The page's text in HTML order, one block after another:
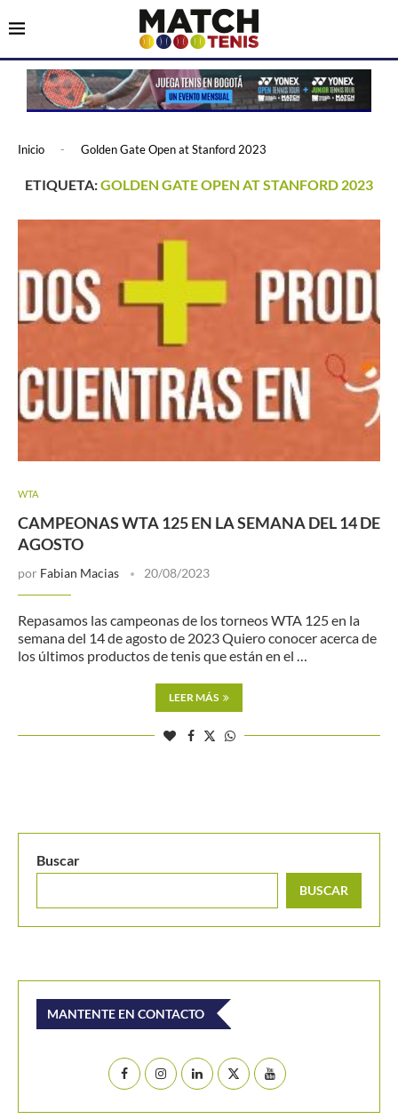
Inicio - Golden Gate Open at Stanford 2023
ETIQUETA:GOLDEN GATE OPEN AT STANFORD 2023
WTA
CAMPEONAS WTA 125 EN LA SEMANA DEL 14 DE
AGOSTO
por Fabian Macias 20/08/2023
Repasamos las campeonas de los torneos WTA 125 en la
semana del 14 de agosto de 2023 Quiero conocer acerca de
los últimos productos de tenis que están en el …
LEER MÁS
Buscar
BUSCAR
MANTENTE EN CONTACTO